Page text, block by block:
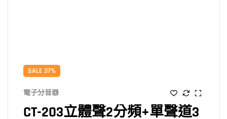
SALE 37%
電子分音器
CT-203立體聲2分頻+單聲道3